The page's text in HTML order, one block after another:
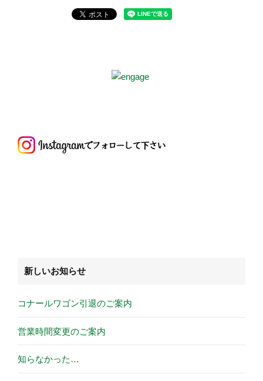
新しいお知らせ
コナールワゴン引退のご案内
営業時間変更のご案内
知らなかった…